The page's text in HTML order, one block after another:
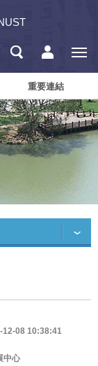
重要連結
12-08 10:38:41
中心